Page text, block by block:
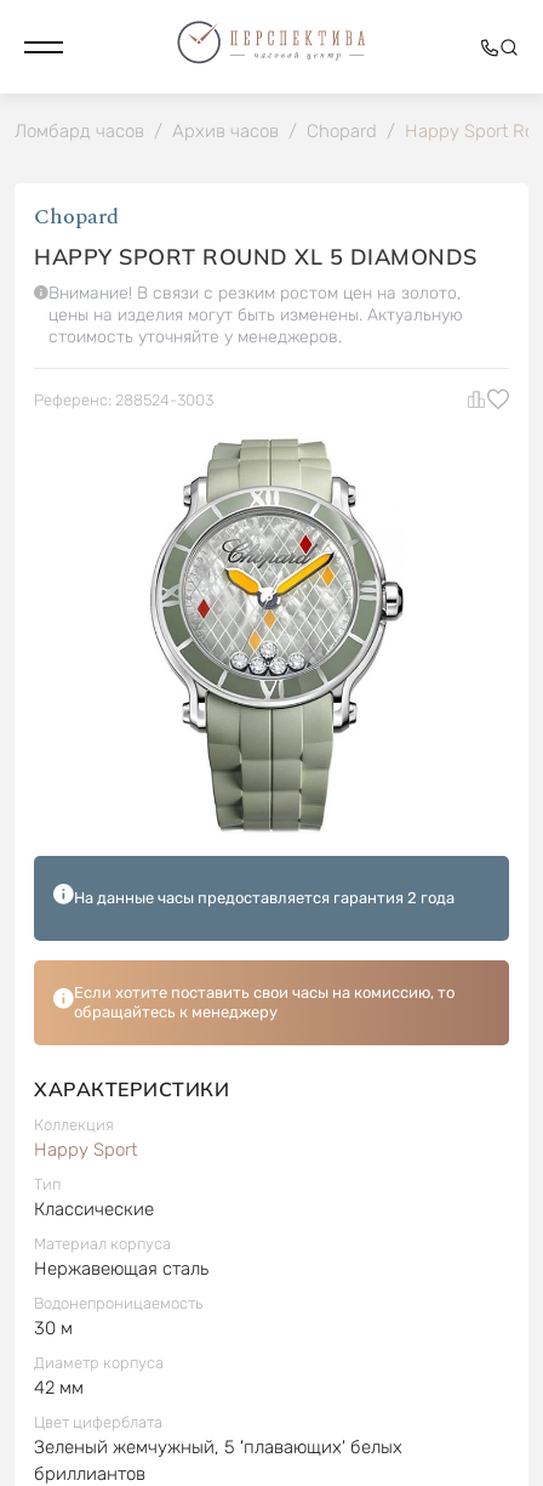
Ломбард часов / Архив часов / Chopard / Happy Sport
Chopard
HAPPY SPORT ROUND XL 5 DIAMONDS
Внимание! В связи с резким ростом цен на золото,
цены на изделия могут быть изменены. Актуальную
стоимость уточняйте у менеджеров.
Референс: 288524-3003
На данные часы предоставляется гарантия 2 года
Если хотите поставить свои часы на комиссию, то
обращайтесь к менеджеру
ХАРАКТЕРИСТИКИ
Коллекция
Happy Sport
Тип
Классические
Материал корпуса
Нержавеющая сталь
Водонепроницаемость
30 м
Диаметр корпуса
42 мм
Цвет циферблата
Зеленый жемчужный, 5 'плавающих' белых
бриллиантов